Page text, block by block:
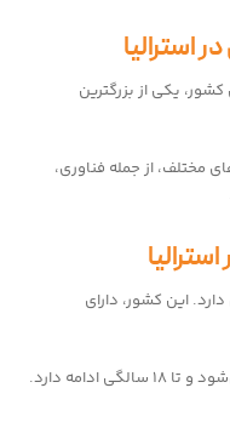
کشور، یکی از بزرگترین
مختلف، از جمله فناوری،
این کشور، دارای
سیستم آموزشی استرالیا، از ۶ سالگی آغاز می‌شود و تا ۱۸ سالگی ادامه دارد.